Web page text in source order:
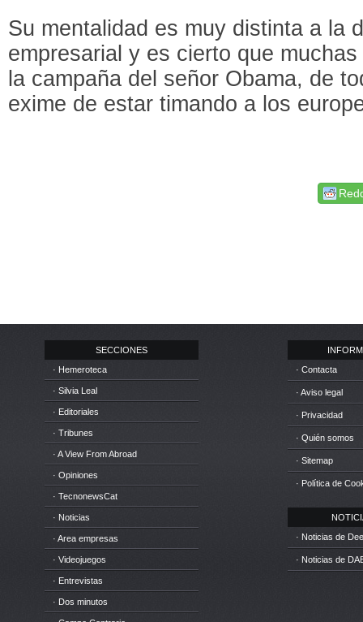
Su mentalidad es muy distinta a la
empresarial y es cierto que
la campaña del señor Obama, de
exime de estar timando a los
SECCIONES
· Hemeroteca
· Silvia Leal
· Editoriales
· Tribunes
· A View From Abroad
· Opiniones
· TecnonewsCat
· Noticias
· Area empresas
· Videojuegos
· Entrevistas
· Dos minutos
· Contacta
· Aviso legal
· Privacidad
· Quién somos
· Sitemap
· Política de
· Noticias de
· Noticias de